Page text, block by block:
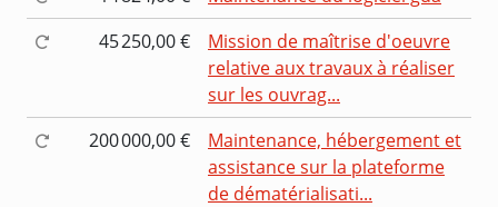
45 250,00 €
Mission de maîtrise d'oeuvre
relative aux travaux à réaliser
sur les ouvrag...
200 000,00 €
Maintenance, hébergement et
assistance sur la plateforme
de dématérialisati...